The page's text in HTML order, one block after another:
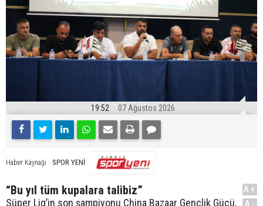
19:52 07 Ağustos 2026
Haber Kaynağı SPOR YENİ
“Bu yıl tüm kupalara talibiz”
Süper Lig’in son şampiyonu China Bazaar Gençlik Gücü,
A+